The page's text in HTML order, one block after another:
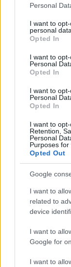
Please note that
not limited to
grant or deny
use your data for
consent section.
Personal
I want to
personal data.
Opted In
I want to
Personal
Opted In
I want to
Personal
Opted In
I want to
Retention,
Personal
Purposes for
Opted Out
Google
I want to
related to
device
I want to
Google for
I want to
Continua a
FINANZA
Reparti
Francesca Galli · 8 Ago